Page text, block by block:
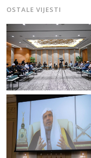
OSTALE VIJESTI